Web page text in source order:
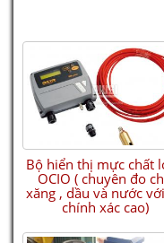
ULTRASONIC LEVEL
Bộ hiển thị mực chất
OCIO ( chuyên đo
xăng , dầu và nước
chính xác cao)